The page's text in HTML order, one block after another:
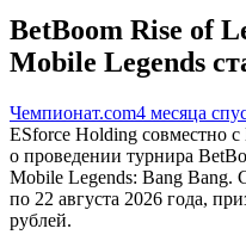
BetBoom Rise of
Mobile Legends
Чемпионат.com4 месяца
ESforce Holding совместно
о проведении турнира
Mobile Legends: Bang Bang.
по 22 августа 2026 года,
рублей.